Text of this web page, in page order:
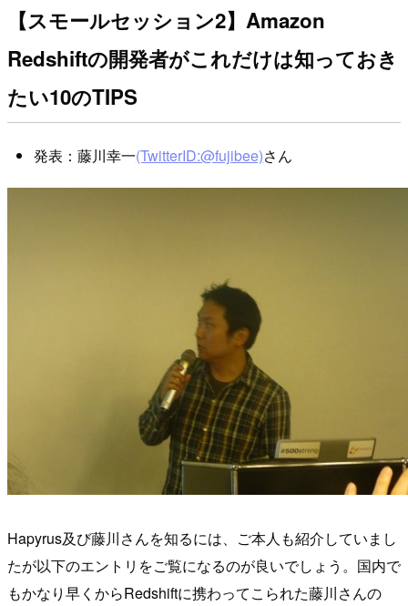
【スモールセッション2】Amazon
Redshiftの開発者がこれだけは知っておき
たい10のTIPS
発表：藤川幸一(TwitterID:@fujibee)さん
Hapyrus及び藤川さんを知るには、ご本人も紹介していまし
たが以下のエントリをご覧になるのが良いでしょう。国内で
もかなり早くからRedshiftに携わってこられた藤川さんの